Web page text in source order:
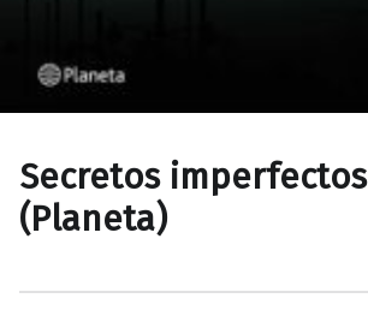
Secretos imperfectos
(Planeta)